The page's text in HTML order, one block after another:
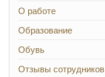
О работе
Образование
Обувь
Отзывы сотрудников